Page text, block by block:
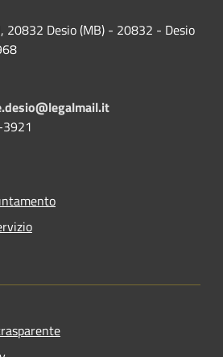
20832 Desio (MB) - 20832 - Desio